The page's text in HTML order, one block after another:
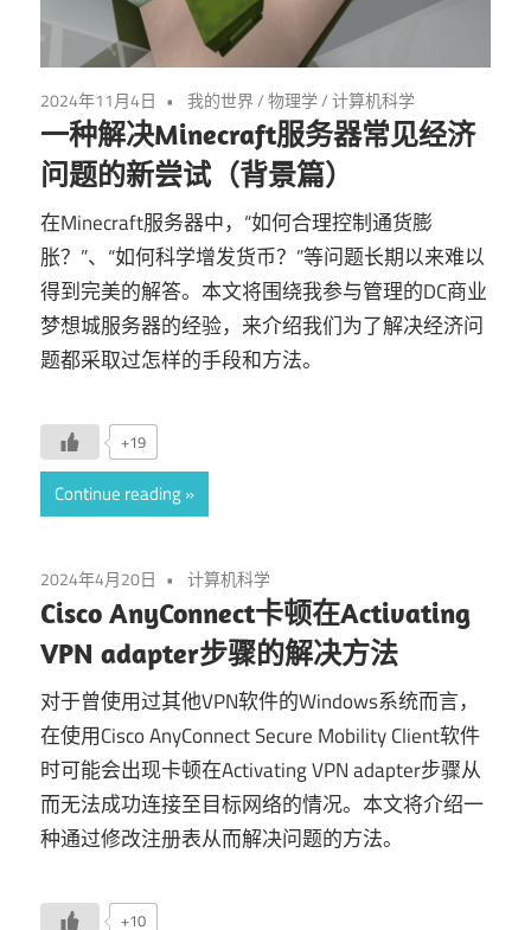
2024年11月4日 我的世界/物理学/计算机科学
一种解决Minecraft服务器常见经济
问题的新尝试（背景篇）
在Minecraft服务器中，“如何合理控制通货膨
胀？”、“如何科学增发货币？”等问题长期以来难以
得到完美的解答。本文将围绕我参与管理的DC商业
梦想城服务器的经验，来介绍我们为了解决经济问
题都采取过怎样的手段和方法。
+19
Continue reading
2024年4月20日 计算机科学
Cisco AnyConnect卡顿在Activating
VPN adapter步骤的解决方法
对于曾使用过其他VPN软件的Windows系统而言，
在使用Cisco AnyConnect Secure Mobility Client软件
时可能会出现卡顿在Activating VPN adapter步骤从
而无法成功连接至目标网络的情况。本文将介绍一
种通过修改注册表从而解决问题的方法。
+10